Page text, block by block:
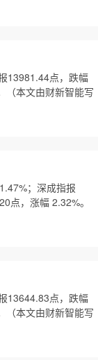
13981.44点，跌幅
（本文由财新智能写
；深成指报
点，涨幅 2.32%。
13644.83点，跌幅
（本文由财新智能写